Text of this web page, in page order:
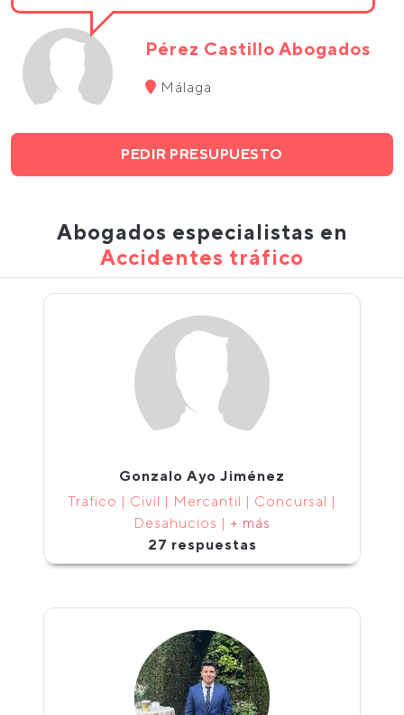
Pérez Castillo Abogados
Málaga
PEDIR PRESUPUESTO
Abogados especialistas en
Accidentes tráfico
Gonzalo Ayo Jiménez
Tráfico | Civil | Mercantil | Concursal |
Desahucios | + más
27 respuestas